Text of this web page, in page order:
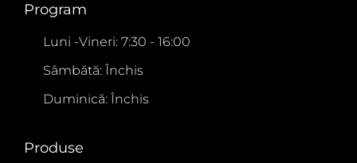
Program
Luni -Vineri: 7:30 - 16:00
Sâmbătă: Închis
Duminică: Închis
Produse